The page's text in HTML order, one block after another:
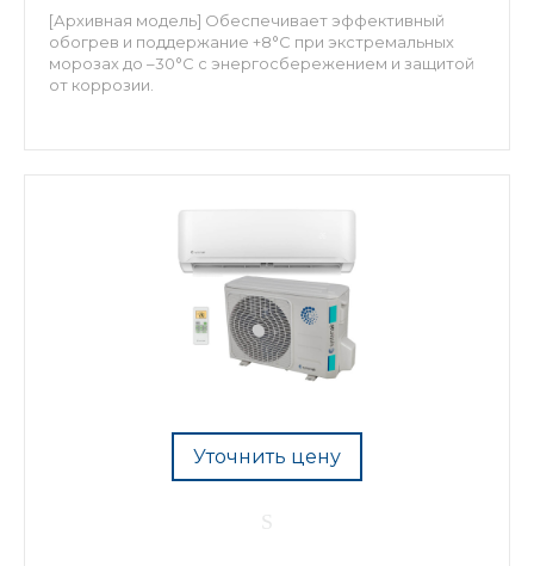
[Архивная модель] Обеспечивает эффективный
обогрев и поддержание +8°С при экстремальных
морозах до –30°С с энергосбережением и защитой
от коррозии.
Уточнить цену